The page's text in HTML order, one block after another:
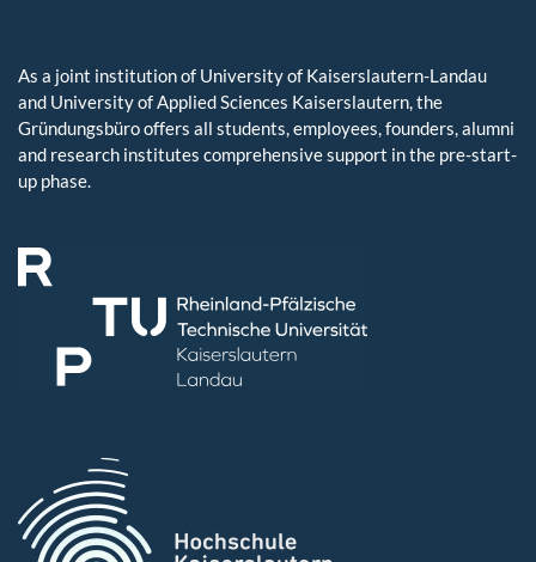
As a joint institution of University of Kaiserslautern-Landau
and University of Applied Sciences Kaiserslautern, the
Gründungsbüro offers all students, employees, founders, alumni
and research institutes comprehensive support in the pre-start-
up phase.